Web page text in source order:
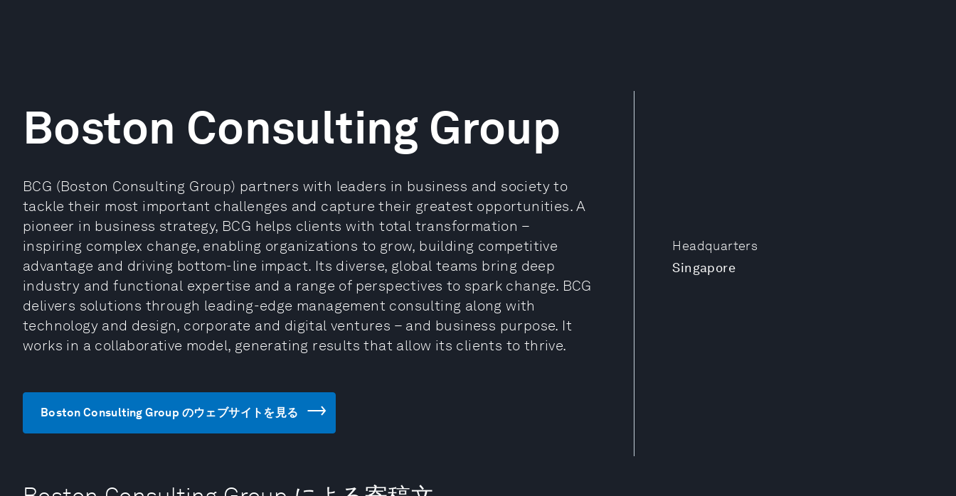
Headquarters
Singapore
Boston Consulting Group
BCG (Boston Consulting Group) partners with leaders in business and society to
tackle their most important challenges and capture their greatest opportunities. A
pioneer in business strategy, BCG helps clients with total transformation –
inspiring complex change, enabling organizations to grow, building competitive
advantage and driving bottom-line impact. Its diverse, global teams bring deep
industry and functional expertise and a range of perspectives to spark change. BCG
delivers solutions through leading-edge management consulting along with
technology and design, corporate and digital ventures – and business purpose. It
works in a collaborative model, generating results that allow its clients to thrive.
Boston Consulting Group のウェブサイトを見る